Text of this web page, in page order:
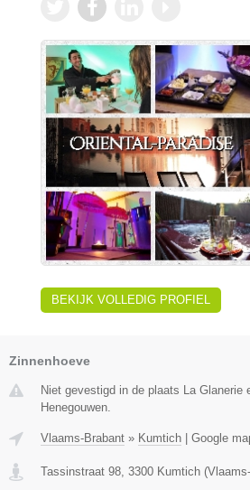
BEKIJK VOLLEDIG PROFIEL
Zinnenhoeve
Niet gevestigd in de plaats La Glanerie
Henegouwen.
Vlaams-Brabant » Kumtich | Google
Tassinstraat 98 3300 Kumtich (